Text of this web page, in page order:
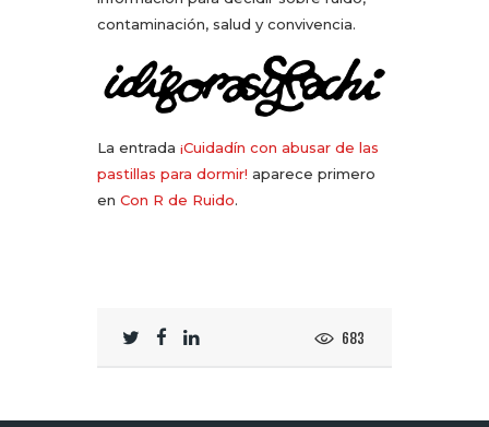
contaminación, salud y convivencia.
La entrada ¡Cuidadín con abusar de las
pastillas para dormir! aparece primero
en Con R de Ruido.
683